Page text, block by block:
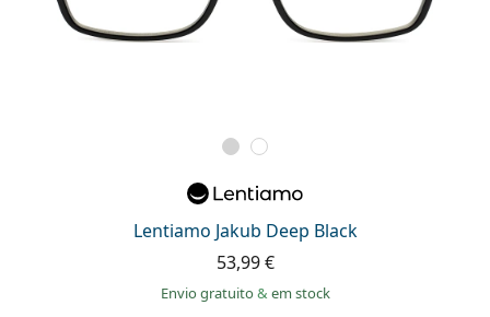
Lentiamo Jakub Deep Black
53,99 €
Envio gratuito& em stock